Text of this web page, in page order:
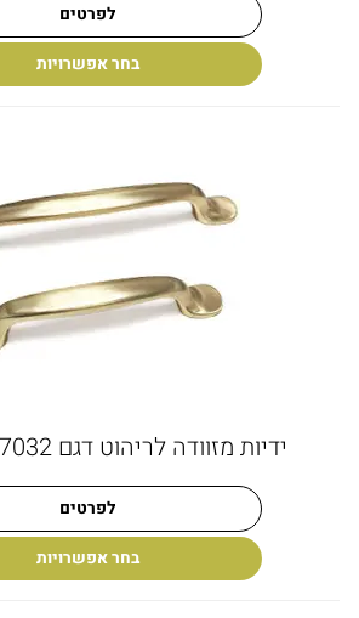
לפרטים
בחר אפשרויות
ידיות מזוודה לריהוט דגם 7032 זהב מוברש
לפרטים
בחר אפשרויות